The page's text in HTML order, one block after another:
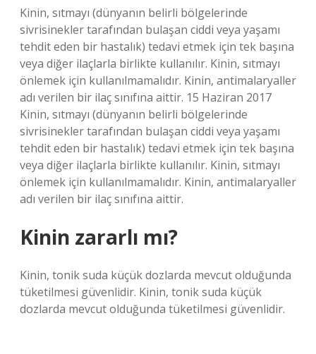
Kinin, sıtmayı (dünyanın belirli bölgelerinde
sivrisinekler tarafından bulaşan ciddi veya yaşamı
tehdit eden bir hastalık) tedavi etmek için tek başına
veya diğer ilaçlarla birlikte kullanılır. Kinin, sıtmayı
önlemek için kullanılmamalıdır. Kinin, antimalaryaller
adı verilen bir ilaç sınıfına aittir. 15 Haziran 2017
Kinin, sıtmayı (dünyanın belirli bölgelerinde
sivrisinekler tarafından bulaşan ciddi veya yaşamı
tehdit eden bir hastalık) tedavi etmek için tek başına
veya diğer ilaçlarla birlikte kullanılır. Kinin, sıtmayı
önlemek için kullanılmamalıdır. Kinin, antimalaryaller
adı verilen bir ilaç sınıfına aittir.
Kinin zararlı mı?
Kinin, tonik suda küçük dozlarda mevcut olduğunda
tüketilmesi güvenlidir. Kinin, tonik suda küçük
dozlarda mevcut olduğunda tüketilmesi güvenlidir.